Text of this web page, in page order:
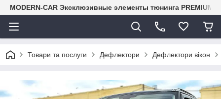
MODERN-CAR Эксклюзивные элементы тюнинга PREMIUM-
Товари та послуги Дефлектори Дефлектори вікон